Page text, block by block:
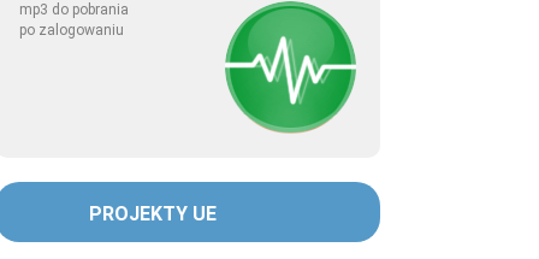
mp3 do pobrania
po zalogowaniu
PROJEKTY UE